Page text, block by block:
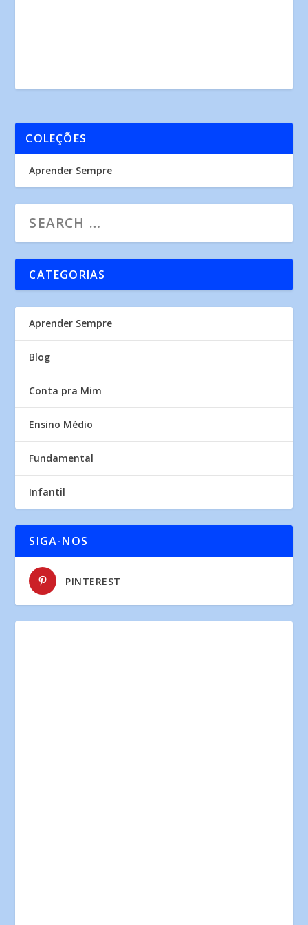
COLEÇÕES
Aprender Sempre
CATEGORIAS
Aprender Sempre
Blog
Conta pra Mim
Ensino Médio
Fundamental
Infantil
SIGA-NOS
PINTEREST